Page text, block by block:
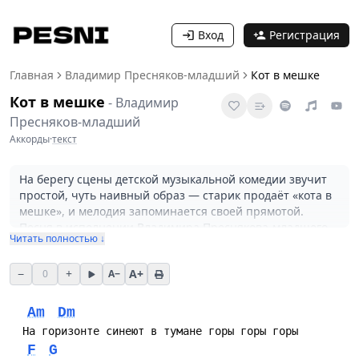
Вход Регистрация
Главная Владимир Пресняков-младший Кот в мешке
Кот в мешке - Владимир
Пресняков-младший
Аккорды·текст
На берегу сцены детской музыкальной комедии звучит
простой, чуть наивный образ — старик продаёт «кота в
мешке», и мелодия запоминается своей прямотой.
Песня в исполнении Владимира Преснякова-младшего
пришла к зрителю через фильм «Выше Радуги»
(Одесская киностудия, 1986), где она выступает как
эпизодная, но яркая музыкальная зарисовка. Текст
горы, город, тёмный мешок; в сочетании с доступной
гармонией это даёт ощущение детской сказки,
одновременно чуть грустной и любопытной.
Читать полностью ↓
− 0 + A− A+
Am Dm
F G